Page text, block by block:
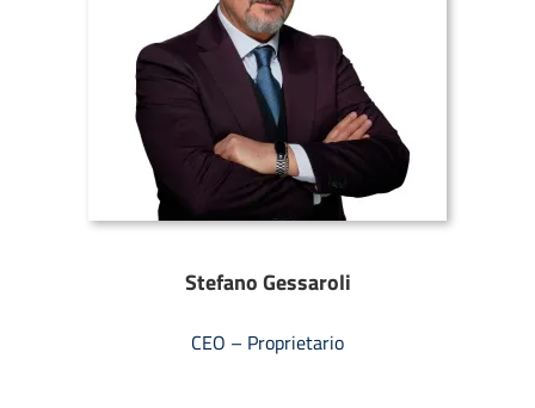
Stefano Gessaroli
CEO – Proprietario